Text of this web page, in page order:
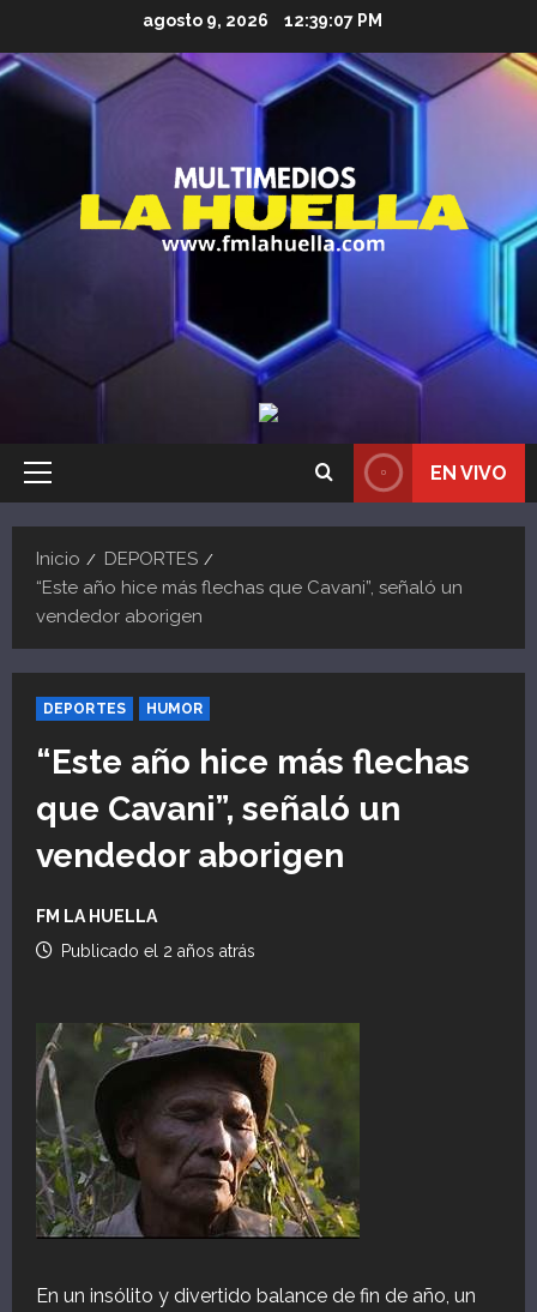
contenido
agosto 9, 2026 12:39:08 PM
Menú
EN VIVO
Inicio
DEPORTES
“Este año hice más flechas que Cavani”, señaló un
vendedor aborigen
DEPORTES HUMOR
“Este año hice más flechas
que Cavani”, señaló un
vendedor aborigen
FM LA HUELLA
Publicado el 2 años atrás
En un insólito y divertido balance de fin de año, un